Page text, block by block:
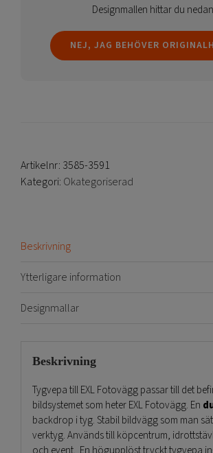
Designmallen hittar du
NEJ, JAG BEHÖVER
Artikelnr: 3585-3591
Kategori: Okategoriserad
Beskrivning
Ytterligare information
Designmallar
Beskrivning
Tygvepa till EXL Fotovägg passar till det
bildsystemet som heter EXL Fotovägg. En
backdrop i tyg. Stabil bildvägg som man
verktyg. Används till köpcentrum,